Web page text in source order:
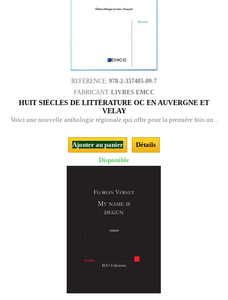
REFERENCE: 978-2-357405-09-7
FABRICANT: LIVRES EMCC
HUIT SIÈCLES DE LITTÉRATURE OC EN AUVERGNE ET
VELAY
Voici une nouvelle anthologie régionale qui offre pour la première fois un...
Ajouter au panier
Détails
Disponible